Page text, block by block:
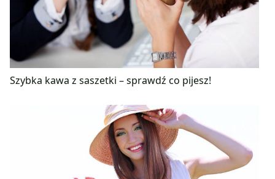
Szybka kawa z saszetki – sprawdź co pijesz!